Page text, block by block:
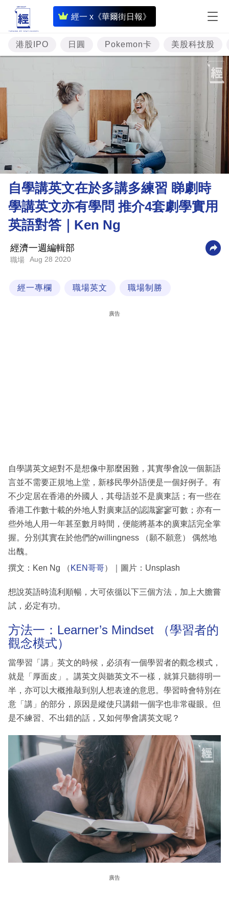
經一 x《華爾街日報》
即
時
財
經
題
投
樓
市
理
財
商
科
技
港股IPO 日圓 Pokemon卡 美股科技股
自學講英文在於多講多練習 睇劇時
學講英文亦有學問 推介4套劇學實用
英語對答｜Ken Ng
經濟一週編輯部
職場 Aug 28 2020
經一專欄 職場英文 職場制勝
廣告
自學講英文絕對不是想像中那麼困難，其實學會說一個新語
言並不需要正規地上堂，新移民學外語便是一個好例子。有
不少定居在香港的外國人，其母語並不是廣東話；有一些在
香港工作數十載的外地人對廣東話的認識寥寥可數；亦有一
些外地人用一年甚至數月時間，便能將基本的廣東話完全掌
握。分別其實在於他們的willingness （願不願意） 偶然地
出醜。
撰文：Ken Ng （ KEN哥哥）｜圖片：Unsplash
想說英語時流利順暢，大可依循以下三個方法，加上大膽嘗
試，必定有功。
方法一：Learner’s Mindset （學習者的
觀念模式）
當學習「講」英文的時候，必須有一個學習者的觀念模式，
就是「厚面皮」。講英文與聽英文不一樣，就算只聽得明一
半，亦可以大概推敲到別人想表達的意思。學習時會特別在
意「講」的部分，原因是縱使只講錯一個字也非常礙眼。但
是不練習、不出錯的話，又如何學會講英文呢？
廣告